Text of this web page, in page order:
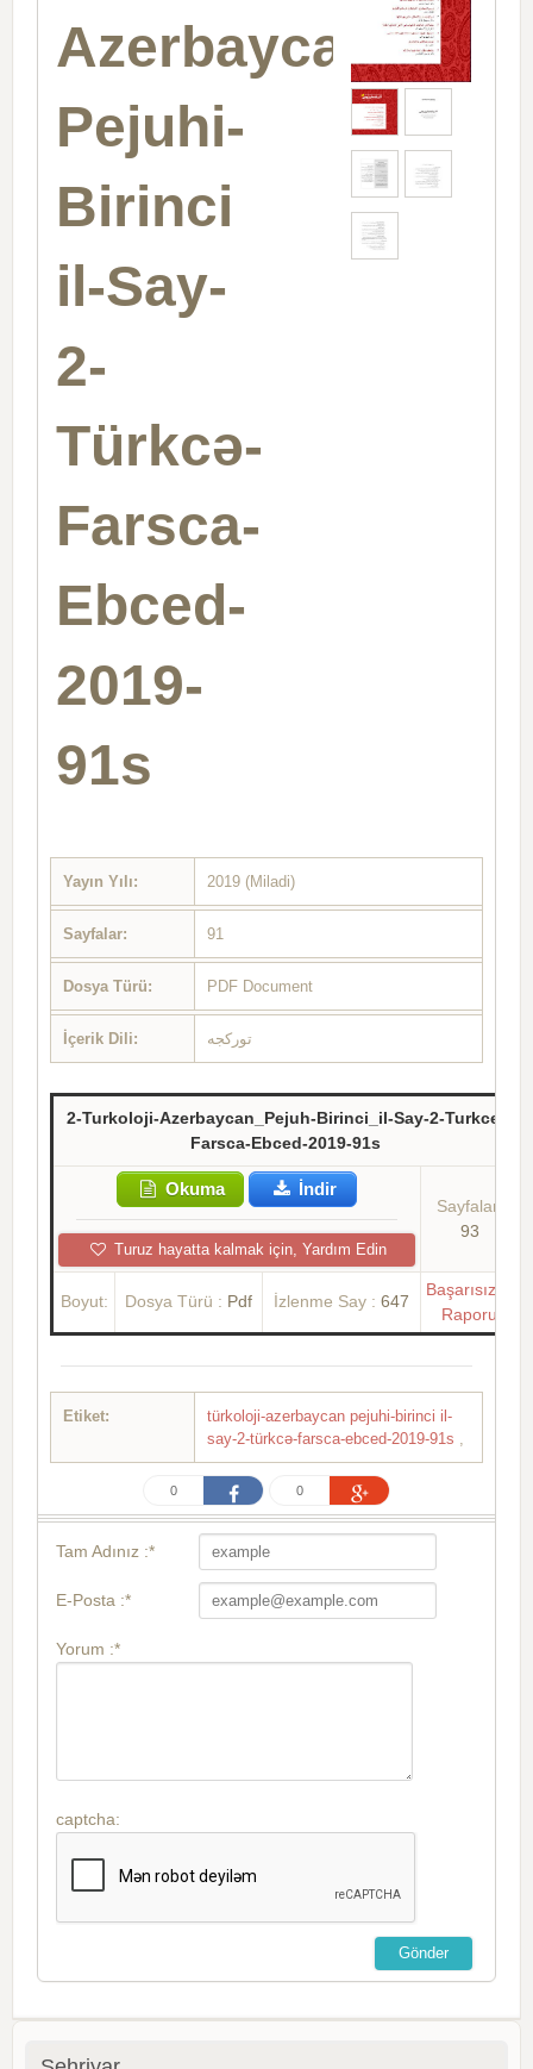
Azerbaycan
Pejuhi-
Birinci
il-Say-
2-
Türkcə-
Farsca-
Ebced-
2019-
91s
Yayın Yılı: 2019 (Miladi)
Sayfalar: 91
Dosya Türü: PDF Document
İçerik Dili: تورکجه
2-Turkoloji-Azerbaycan_Pejuh-Birinci_il-Say-2-Turkce-
Farsca-Ebced-2019-91s
Okuma İndir
Turuz hayatta kalmak için, Yardım Edin
Sayfalar:
93
Boyut: Dosya Türü : Pdf İzlenme Say : 647
Başarısızlık
Raporu
Etiket:
türkoloji-azerbaycan pejuhi-birinci il-
say-2-türkcə-farsca-ebced-2019-91s
0 0
Tam Adınız :*
E-Posta :*
Yorum :*
captcha: